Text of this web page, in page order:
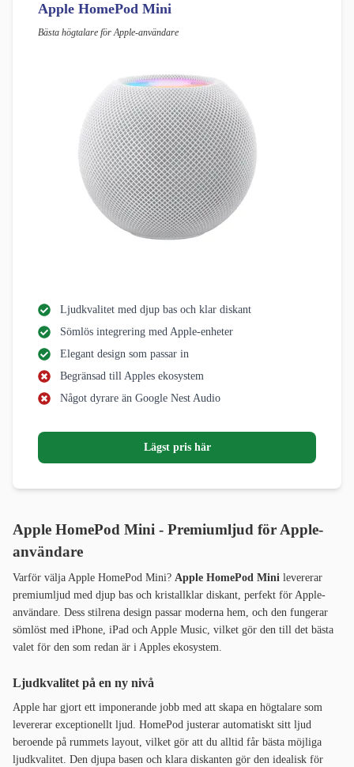
Apple HomePod Mini
Bästa högtalare för Apple-användare
Ljudkvalitet med djup bas och klar diskant
Sömlös integrering med Apple-enheter
Elegant design som passar in
Begränsad till Apples ekosystem
Något dyrare än Google Nest Audio
Lägst pris här
Apple HomePod Mini - Premiumljud för Apple-
användare
Varför välja Apple HomePod Mini? Apple HomePod Mini levererar
premiumljud med djup bas och kristallklar diskant, perfekt för Apple-
användare. Dess stilrena design passar moderna hem, och den fungerar
sömlöst med iPhone, iPad och Apple Music, vilket gör den till det bästa
valet för den som redan är i Apples ekosystem.
Ljudkvalitet på en ny nivå
Apple har gjort ett imponerande jobb med att skapa en högtalare som
levererar exceptionellt ljud. HomePod justerar automatiskt sitt ljud
beroende på rummets layout, vilket gör att du alltid får bästa möjliga
ljudkvalitet. Den djupa basen och klara diskanten gör den idealisk för